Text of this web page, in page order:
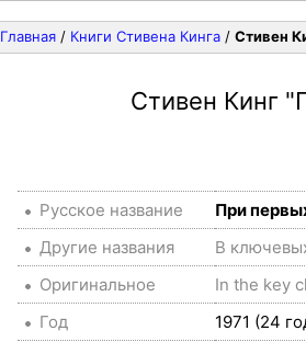
Главная / Книги Стивена Кинга / Стивен
Стивен Кинг
Русское название
При
Другие названия
В
Оригинальное
In the key
Год
1971 (24